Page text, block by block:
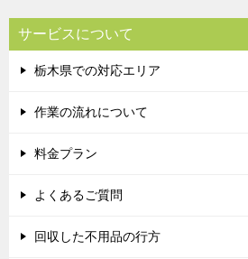
サービスについて
栃木県での対応エリア
作業の流れについて
料金プラン
よくあるご質問
回収した不用品の行方